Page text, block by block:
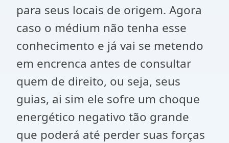
para seus locais de origem. Agora
caso o médium não tenha esse
conhecimento e já vai se metendo
em encrenca antes de consultar
quem de direito, ou seja, seus
guias, ai sim ele sofre um choque
energético negativo tão grande
que poderá até perder suas forças